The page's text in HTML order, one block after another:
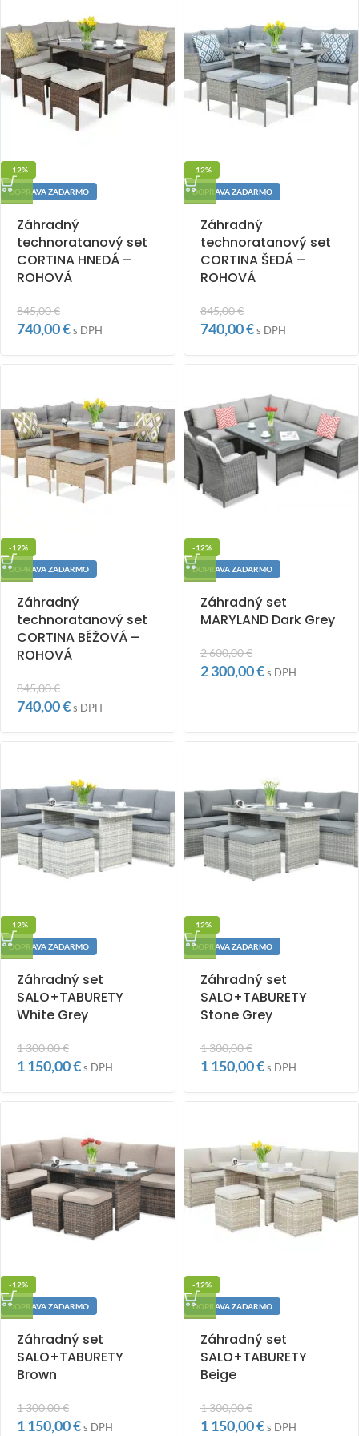
-12%
DOPRAVA ZADARMO
Záhradný
technoratanový set
CORTINA HNEDÁ –
ROHOVÁ
845,00€
740,00€s DPH
-12%
DOPRAVA ZADARMO
Záhradný
technoratanový set
CORTINA ŠEDÁ –
ROHOVÁ
845,00€
740,00€s DPH
-12%
DOPRAVA ZADARMO
Záhradný
technoratanový set
CORTINA BÉŽOVÁ –
ROHOVÁ
845,00€
740,00€s DPH
-12%
DOPRAVA ZADARMO
Záhradný set
MARYLAND Dark Grey
2 600,00€
2 300,00€s DPH
-12%
DOPRAVA ZADARMO
Záhradný set
SALO+TABURETY
White Grey
1 300,00€
1 150,00€s DPH
-12%
DOPRAVA ZADARMO
Záhradný set
SALO+TABURETY
Stone Grey
1 300,00€
1 150,00€s DPH
-12%
DOPRAVA ZADARMO
Záhradný set
SALO+TABURETY
Brown
1 300,00€
1 150,00€s DPH
-12%
DOPRAVA ZADARMO
Záhradný set
SALO+TABURETY
Beige
1 300,00€
1 150,00€s DPH